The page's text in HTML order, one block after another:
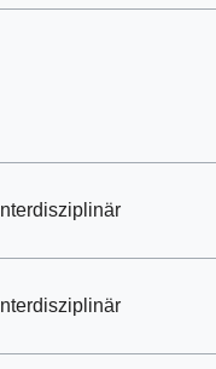
Interdisziplinär
Interdisziplinär